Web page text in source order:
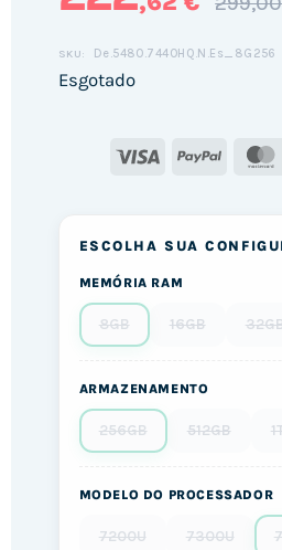
SKU: De.5480.7440HQ.N.Es_8G256
Esgotado
Visa PayPal
ESCOLHA SUA
MEMÓRIA RAM
8GB 16GB
ARMAZENAMENTO
256GB 512GB
MODELO DO PROCESSADOR
7200U 7300U